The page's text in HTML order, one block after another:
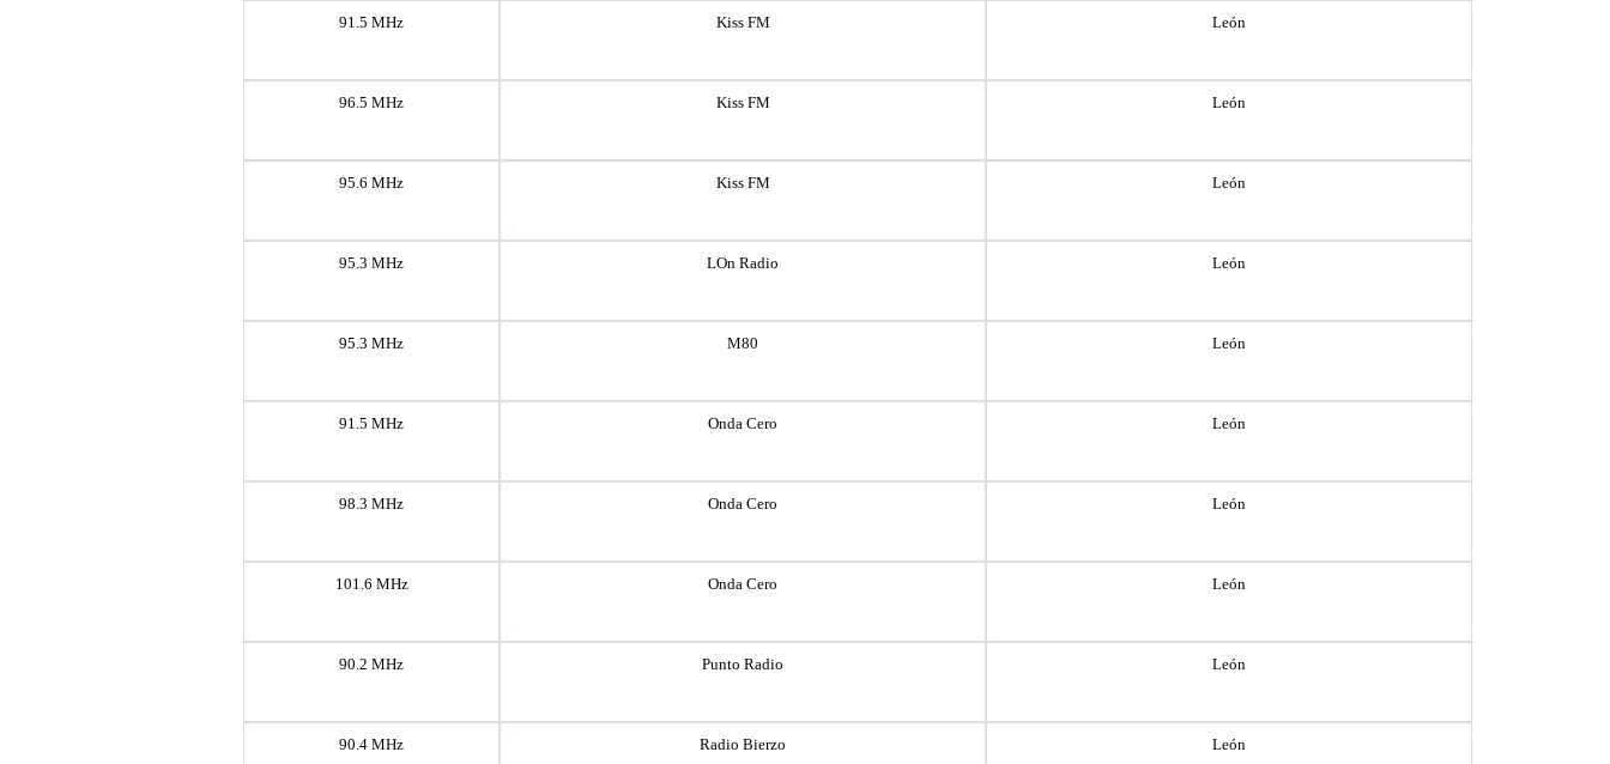
91.5 MHz Kiss FM León
96.5 MHz Kiss FM León
95.6 MHz Kiss FM León
95.3 MHz LOn Radio León
95.3 MHz M80 León
91.5 MHz Onda Cero León
98.3 MHz Onda Cero León
101.6 MHz Onda Cero León
90.2 MHz Punto Radio León
90.4 MHz Radio Bierzo León